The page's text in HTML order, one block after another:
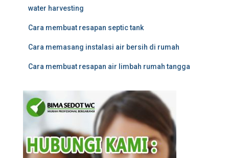
water harvesting
Cara membuat resapan septic tank
Cara memasang instalasi air bersih di rumah
Cara membuat resapan air limbah rumah tangga